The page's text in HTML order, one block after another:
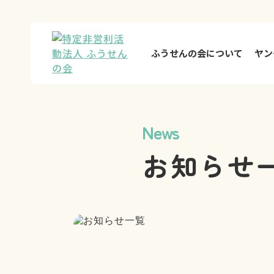
ふうせんの会について ヤ
News
お知らせ